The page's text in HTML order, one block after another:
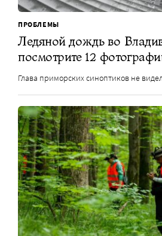
ПРОБЛЕМЫ
Ледяной дождь во
посмотрите 12
Глава приморских синоптиков не